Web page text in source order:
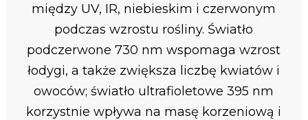
między UV, IR, niebieskim i czerwonym
podczas wzrostu rośliny. Światło
podczerwone 730 nm wspomaga wzrost
łodygi, a także zwiększa liczbę kwiatów i
owoców; światło ultrafioletowe 395 nm
korzystnie wpływa na masę korzeniową i